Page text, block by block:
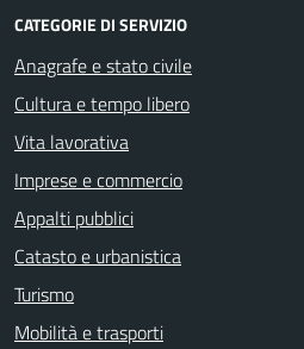
CATEGORIE DI SERVIZIO
Anagrafe e stato civile
Cultura e tempo libero
Vita lavorativa
Imprese e commercio
Appalti pubblici
Catasto e urbanistica
Turismo
Mobilità e trasporti